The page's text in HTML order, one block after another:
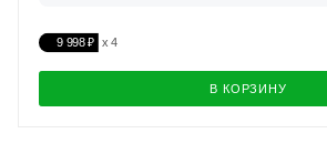
9 998 ₽
В КОРЗИНУ